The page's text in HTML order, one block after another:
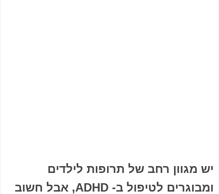
יש מגוון רחב של תרופות לילדים
ומבוגרים לטיפול ב- ADHD, אבל חשוב